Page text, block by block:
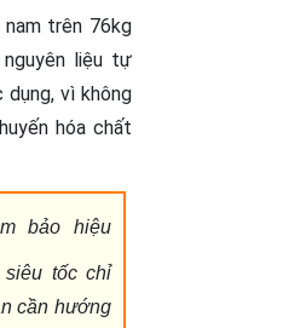
trên 76kg
liệu tự
dụng, vì không
hóa chất
bảo hiệu
tốc chỉ
cần hướng